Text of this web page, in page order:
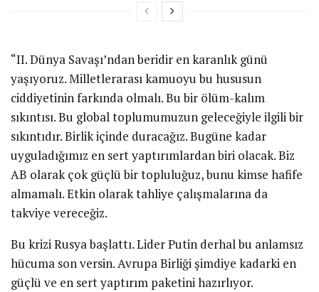
“II. Dünya Savaşı’ndan beridir en karanlık günü
yaşıyoruz. Milletlerarası kamuoyu bu hususun
ciddiyetinin farkında olmalı. Bu bir ölüm-kalım
sıkıntısı. Bu global toplumumuzun geleceğiyle ilgili bir
sıkıntıdır. Birlik içinde duracağız. Bugüne kadar
uyguladığımız en sert yaptırımlardan biri olacak. Biz
AB olarak çok güçlü bir topluluğuz, bunu kimse hafife
almamalı. Etkin olarak tahliye çalışmalarına da
takviye vereceğiz.
Bu krizi Rusya başlattı. Lider Putin derhal bu anlamsız
hücuma son versin. Avrupa Birliği şimdiye kadarki en
güçlü ve en sert yaptırım paketini hazırlıyor.